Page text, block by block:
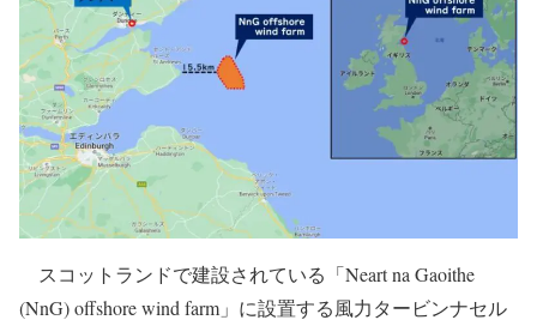
スコットランドで建設されている「Neart na Gaoithe
(NnG) offshore wind farm」に設置する風力タービンナセル